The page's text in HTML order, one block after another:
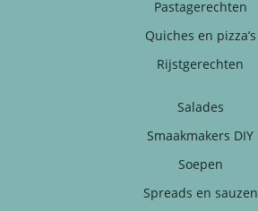
Pastagerechten
Quiches en pizza’s
Rijstgerechten
Salades
Smaakmakers DIY
Soepen
Spreads en sauzen